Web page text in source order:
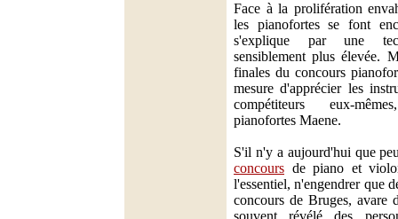
Face à la prolifération
les pianofortes se font
s'explique par une
sensiblement plus élevée.
finales du concours
mesure d'apprécier les
compétiteurs eux-
pianofortes Maene.
S'il n'y a aujourd'hui que
concours de piano et
l'essentiel, n'engendrer que
concours de Bruges, avare
souvent révélé des